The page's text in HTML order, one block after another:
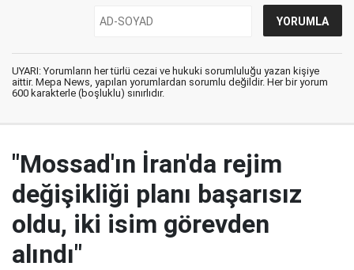
UYARI: Yorumların her türlü cezai ve hukuki sorumluluğu yazan kişiye
aittir. Mepa News, yapılan yorumlardan sorumlu değildir. Her bir yorum
600 karakterle (boşluklu) sınırlıdır.
"Mossad'ın İran'da rejim
değişikliği planı başarısız
oldu, iki isim görevden
alındı"